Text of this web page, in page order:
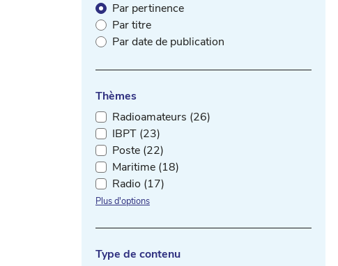
Par pertinence
Par titre
Par date de publication
Thèmes
Radioamateurs (26)
IBPT (23)
Poste (22)
Maritime (18)
Radio (17)
Plus d'options
Type de contenu